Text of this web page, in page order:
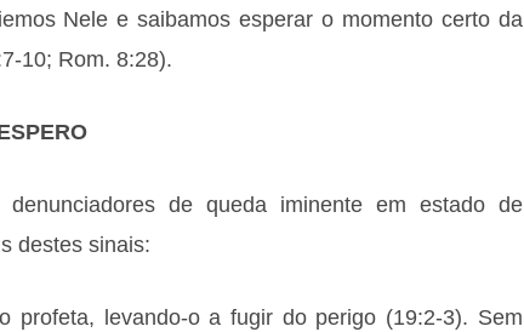
Nele e saibamos esperar o momento certo da
10; Rom. 8:28).
de queda iminente em estado de
destes sinais:
profeta, levando-o a fugir do perigo (19:2-3). Sem